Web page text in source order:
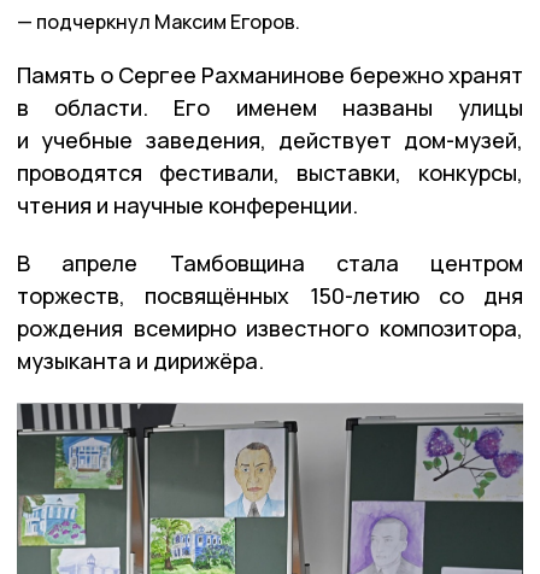
подчеркнул Максим Егоров.
Память о Сергее Рахманинове бережно хранят
в области. Его именем названы улицы
и учебные заведения, действует дом-музей,
проводятся фестивали, выставки, конкурсы,
чтения и научные конференции.
В апреле Тамбовщина стала центром
торжеств, посвящённых 150-летию со дня
рождения всемирно известного композитора,
музыканта и дирижёра.